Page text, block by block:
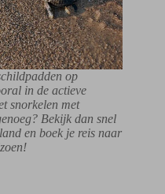
op
in de actieve
snorkelen met
Bekijk dan snel
en boek je reis naar